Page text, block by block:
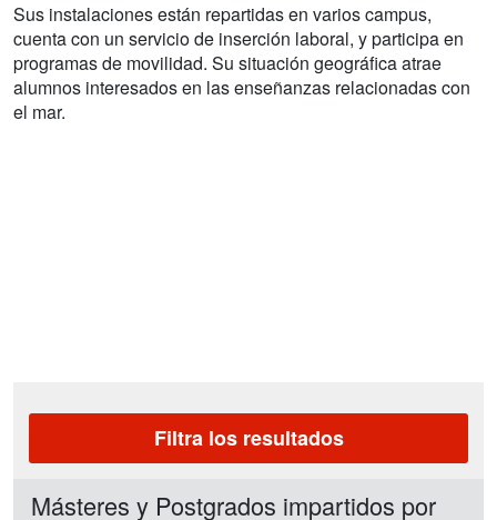
Sus instalaciones están repartidas en varios campus,
cuenta con un servicio de inserción laboral, y participa en
programas de movilidad. Su situación geográfica atrae
alumnos interesados en las enseñanzas relacionadas con
el mar.
Filtra los resultados
Másteres y Postgrados impartidos por